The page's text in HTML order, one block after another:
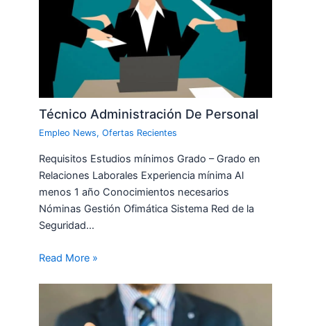
Técnico Administración De Personal
Empleo News,Ofertas Recientes
Requisitos Estudios mínimos Grado – Grado en
Relaciones Laborales Experiencia mínima Al
menos 1 año Conocimientos necesarios
Nóminas Gestión Ofimática Sistema Red de la
Seguridad…
Read More »